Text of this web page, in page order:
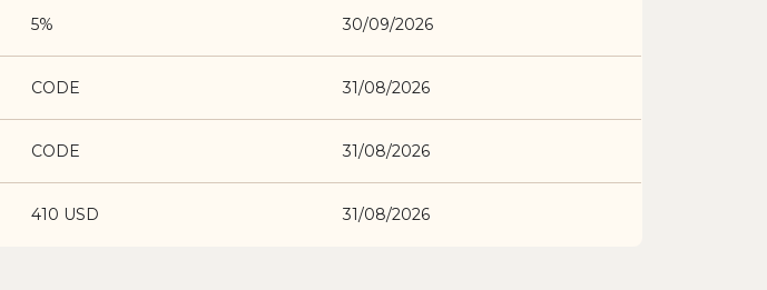
5% 30/09/2026
CODE 31/08/2026
CODE 31/08/2026
410 USD 31/08/2026